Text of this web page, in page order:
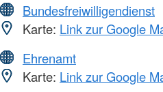
Bundesfreiwilligendienst
Karte: Link zur Google
Ehrenamt
Karte: Link zur Google